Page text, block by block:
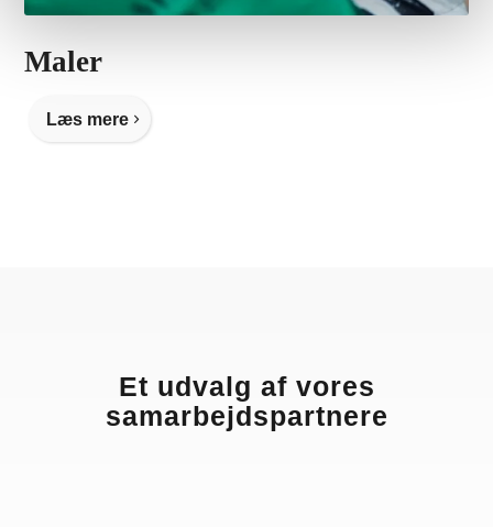
Maler
Læs mere
Et udvalg af vores
samarbejdspartnere